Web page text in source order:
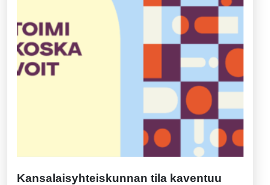
Kansalaisyhteiskunnan tila kaventuu